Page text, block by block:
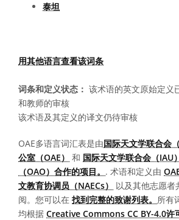
泰坦
用其他语言查看该词条
词条和定义状态： 该术语的英文原始定义
和教师的审核
该术语及其定义的译文仍待审核
OAE多语言词汇表是由国际天文学联合会
公室（OAE）
和 国际天文学联合会（IAU
（OAO）合作的项目。 . 术语和定义由
文教育协调员（NAECs）
以及其他志愿者
阅。您可以在 找到完整的致谢列表。 所有
均根据 Creative Commons CC BY-4.0许